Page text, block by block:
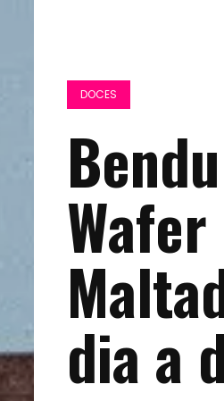
DOCES
dia a